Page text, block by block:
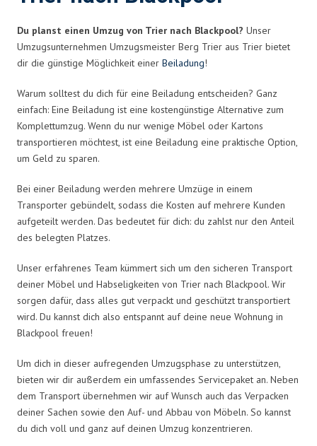
Du planst einen Umzug von Trier nach Blackpool? Unser
Umzugsunternehmen Umzugsmeister Berg Trier aus Trier bietet
dir die günstige Möglichkeit einer Beiladung!
Warum solltest du dich für eine Beiladung entscheiden? Ganz
einfach: Eine Beiladung ist eine kostengünstige Alternative zum
Komplettumzug. Wenn du nur wenige Möbel oder Kartons
transportieren möchtest, ist eine Beiladung eine praktische Option,
um Geld zu sparen.
Bei einer Beiladung werden mehrere Umzüge in einem
Transporter gebündelt, sodass die Kosten auf mehrere Kunden
aufgeteilt werden. Das bedeutet für dich: du zahlst nur den Anteil
des belegten Platzes.
Unser erfahrenes Team kümmert sich um den sicheren Transport
deiner Möbel und Habseligkeiten von Trier nach Blackpool. Wir
sorgen dafür, dass alles gut verpackt und geschützt transportiert
wird. Du kannst dich also entspannt auf deine neue Wohnung in
Blackpool freuen!
Um dich in dieser aufregenden Umzugsphase zu unterstützen,
bieten wir dir außerdem ein umfassendes Servicepaket an. Neben
dem Transport übernehmen wir auf Wunsch auch das Verpacken
deiner Sachen sowie den Auf- und Abbau von Möbeln. So kannst
du dich voll und ganz auf deinen Umzug konzentrieren.